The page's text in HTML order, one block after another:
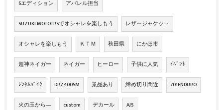
Sエディション アパレル担当
SUZUKI MOTOTRSでオシャレを楽しもう レザージャケット
オシャレを楽しもう ＫＴＭ 秋田県 にかほ市
超神ネイガー ネイガー ヒーロー 子供に人気 ｲﾍﾞﾝﾄ
ﾚﾝﾀﾙﾊﾞｲｸ DRZ400SM 景品あり 締め切り間近 701ENDURO
火の玉から― custom デカール AJS